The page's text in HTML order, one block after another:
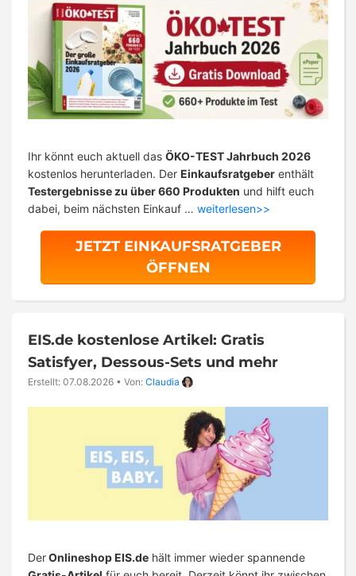
Ihr könnt euch aktuell das ÖKO-TEST Jahrbuch 2026
kostenlos herunterladen. Der Einkaufsratgeber enthält
Testergebnisse zu über 660 Produkten und hilft euch
dabei, beim nächsten Einkauf … weiterlesen>>
JETZT EINKAUFSRATGEBER
ÖFFNEN
EIS.de kostenlose Artikel: Gratis
Satisfyer, Dessous-Sets und mehr
Erstellt: 07.08.2026 • Von: Claudia
DerOnlineshop EIS.de hält immer wieder spannende